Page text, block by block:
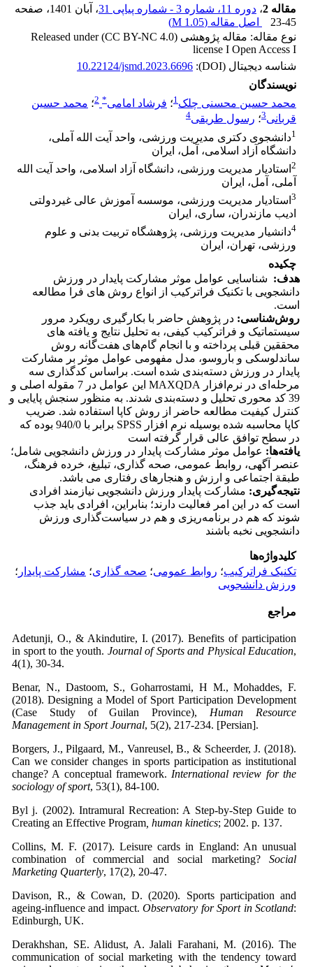
مقاله 2
، دوره 11، شماره 3 - شماره پیاپی 31 ، آبان 1401
، صفحه
23-45
اصل مقاله (1.05 M
)
نوع مقاله: مقاله پژوهشی Released under (CC BY-NC 4.0)
license I Open Access I
شناسه دیجیتال (DOI):
10.22124/jsmd.2023.6696
نویسندگان
محمد حسین محسنی چلک1؛ فرشاد امامی*
2؛ محمد حسین
قربانی3؛ رسول طریقی4
1دانشجوی دکتری مدیریت ورزشی، واحد آیت الله آملی،
دانشگاه آزاد اسلامی، آمل، ایران
2 استادیار مدیریت ورزشی، دانشگاه آزاد اسلامی، واحد آیت الله
آملی، آمل، ایران
3 استادیار مدیریت ورزشی، موسسه آموزش عالی غیردولتی
ادیب مازندران، ساری، ایران
4دانشیار مدیریت ورزشی، پژوهشگاه تربیت بدنی و علوم
ورزشی، تهران، ایران
چکیده
هدف: شناسایی عوامل موثر مشارکت پایدار در ورزش
دانشجویی با تکنیک فرا‌ترکیب از انواع روش های فرا مطالعه
است.
روش‌شناسی: در پژوهش حاضر با بکارگیری رویکرد مرور
سیستماتیک و فراترکیب کیفی، به تحلیل نتایج و یافته های
محققین قبلی پرداخته و با انجام گام‌های هفت‌گانه روش
ساندلوسکی و باروسو، مدل مفهومی عوامل موثر بر مشارکت
پایدار در ورزش دسته‌بندی شده است. براساس کدگذاری سه
مرحله‌ای در نرم‌افزار MAXQDA این عوامل در 7 مقوله اصلی و
39 کد محوری تحلیل و دسته‌بندی شدند. به منظور سنجش پایایی و
کنترل کیفیت مطالعه حاضر از روش کاپا استفاده شد. ضریب
کاپا محاسبه شده بوسیله نرم افزار SPSS برابر با 940/0 بوده که
در سطح توافق عالی قرار گرفته است
یافته‌ها: عوامل موثر مشارکت پایدار در ورزش دانشجویی شامل؛
عنصر آگهی، روابط عمومی، صحه گذاری، تبلیغ، خرده فرهنگ،
طبقة اجتماعی و ارزش و هنجارهای رفتاری می باشد.
نتیجه‌گیری: مشارکت پایدار ورزش دانشجویی نیازمند افرادی
است که در این امر فعالیت دارند؛ بنابراین، افرادی باید جذب
شوند که هم در برنامه‌ریزی و هم در سیاست‌گذاری ورزش
دانشجویی نخبه باشند
کلیدواژه‌ها
تکنیک فراترکیب؛ روابط عمومی؛ صحه گذاری؛ مشارکت پایدار ؛
ورزش دانشجویی
مراجع
Adetunji, O., & Akindutire, I. (2017). Benefits of participation
in sport to the youth. Journal of Sports and Physical Education,
4(1), 30-34.
Benar, N., Dastoom, S., Goharrostami, H M., Mohaddes, F.
(2018). Designing a Model of Sport Participation Development
(Case Study of Guilan Province), Human Resource
Management in Sport Journal, 5(2), 217-234. [Persian].
Borgers, J., Pilgaard, M., Vanreusel, B., & Scheerder, J. (2018).
Can we consider changes in sports participation as institutional
change? A conceptual framework. International review for the
sociology of sport, 53(1), 84-100.
Byl j. (2002). Intramural Recreation: A Step-by-Step Guide to
Creating an Effective Program , human kinetics; 2002. p. 137.
Collins, M. F. (2017). Leisure cards in England: An unusual
combination of commercial and social marketing? Social
Marketing Quarterly, 17(2), 20-47.
Davison, R., & Cowan, D. (2020). Sports participation and
ageing-influence and impact.Observatory for Sport in Scotland:
Edinburgh, UK.
Derakhshan, SE. Alidust, A. Jalali Farahani, M. (2016). The
communication of social marketing with the tendency toward